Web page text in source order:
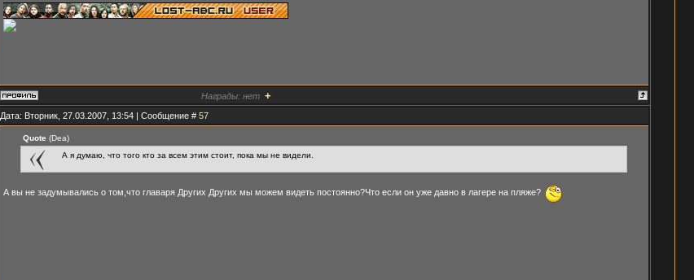
Награды: нет +
Дата: Вторник, 27.03.2007, 13:54 | Сообщение # 57
Quote (Dea)
А я думаю, что того кто за всем этим стоит, пока мы не видели.
А вы не задумывались о том,что главаря Других Других мы можем видеть постоянно?Что если он уже давно в лагере на пляже?